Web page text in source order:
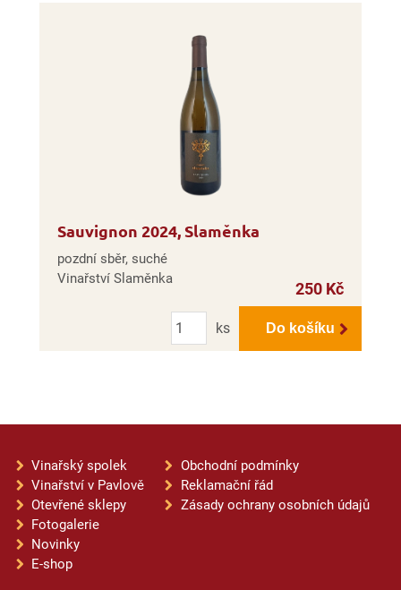
Sauvignon 2024, Slaměnka
pozdní sběr, suché
Vinařství Slaměnka
250 Kč
Počet
ks
Do košíku
Vinařský spolek
Vinařství v Pavlově
Otevřené sklepy
Fotogalerie
Novinky
E-shop
Obchodní podmínky
Reklamační řád
Zásady ochrany osobních údajů